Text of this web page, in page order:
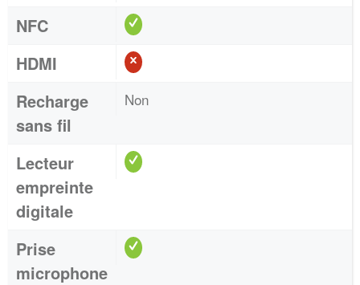
NFC
HDMI
Recharge
sans fil
Non
Lecteur
empreinte
digitale
Prise
microphone